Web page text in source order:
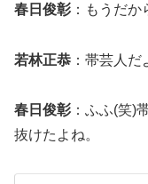
春日俊彰 ：もうだ
若林正恭 ：帯芸人だ
春日俊彰 ：ふふ(笑)
抜けたよね。